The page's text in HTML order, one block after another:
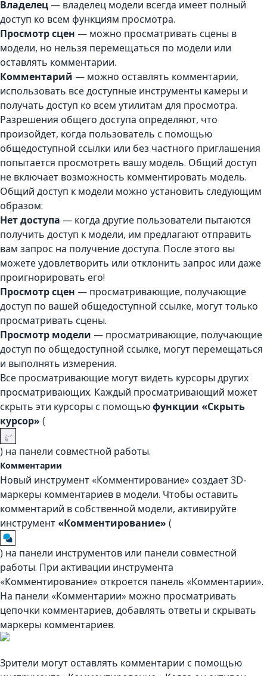
Владелец — владелец модели всегда имеет полный
доступ ко всем функциям просмотра.
Просмотр сцен — можно просматривать сцены в
модели, но нельзя перемещаться по модели или
оставлять комментарии.
Комментарий — можно оставлять комментарии,
использовать все доступные инструменты камеры и
получать доступ ко всем утилитам для просмотра.
Разрешения общего доступа определяют, что
произойдет, когда пользователь с помощью
общедоступной ссылки или без частного приглашения
попытается просмотреть вашу модель. Общий доступ
не включает возможность комментировать модель.
Общий доступ к модели можно установить следующим
образом:
Нет доступа — когда другие пользователи пытаются
получить доступ к модели, им предлагают отправить
вам запрос на получение доступа. После этого вы
можете удовлетворить или отклонить запрос или даже
проигнорировать его!
Просмотр сцен — просматривающие, получающие
доступ по вашей общедоступной ссылке, могут только
просматривать сцены.
Просмотр модели — просматривающие, получающие
доступ по общедоступной ссылке, могут перемещаться
и выполнять измерения.
Все просматривающие могут видеть курсоры других
просматривающих. Каждый просматривающий может
скрыть эти курсоры с помощьюфункции «Скрыть
курсор» (
) на панели совместной работы.
Комментарии
Новый инструмент «Комментирование» создает 3D-
маркеры комментариев в модели. Чтобы оставить
комментарий в собственной модели, активируйте
инструмент «Комментирование» (
) на панели инструментов или панели совместной
работы. При активации инструмента
«Комментирование» откроется панель «Комментарии».
На панели «Комментарии» можно просматривать
цепочки комментариев, добавлять ответы и скрывать
маркеры комментариев.
Зрители могут оставлять комментарии с помощью